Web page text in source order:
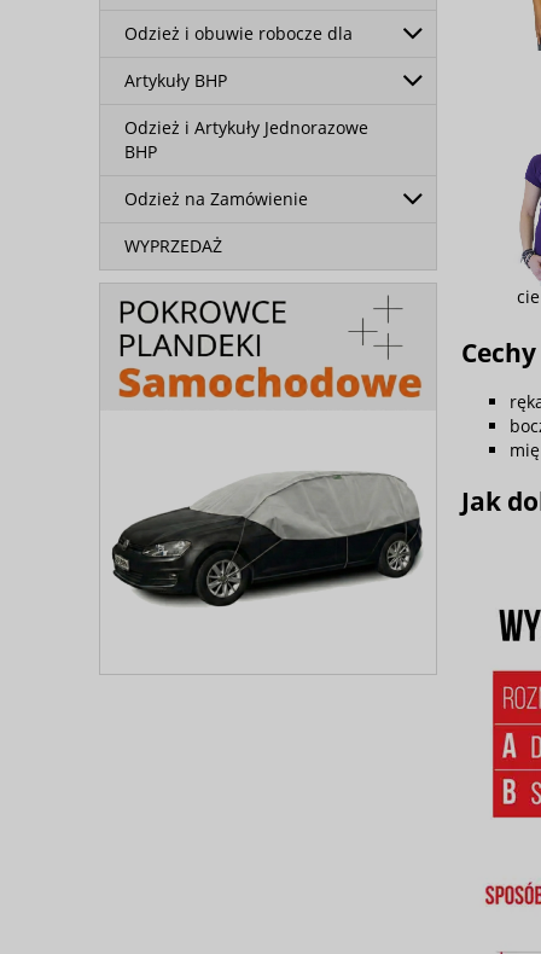
Odzież i obuwie robocze dla
Artykuły BHP
Odzież i Artykuły Jednorazowe
BHP
Odzież na Zamówienie
WYPRZEDAŻ
Jak